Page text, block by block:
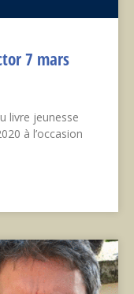
7 mars
livre jeunesse
à l’occasion